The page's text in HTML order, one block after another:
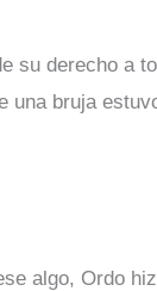
su derecho a
una bruja
algo, Ordo